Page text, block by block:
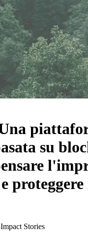
su
proteggere
Impact Stories